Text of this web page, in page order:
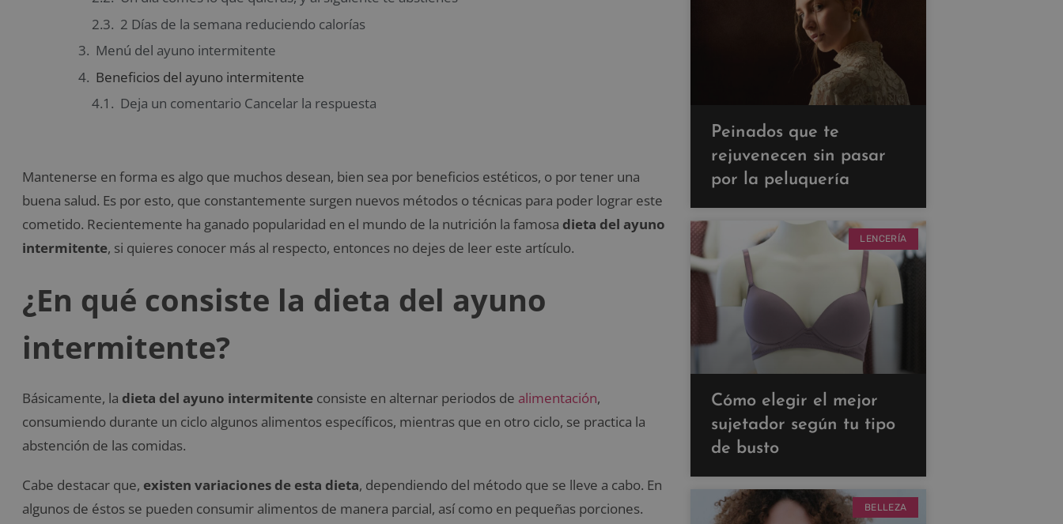
2 Días de la semana reduciendo calorías
Menú del ayuno intermitente
Beneficios del ayuno intermitente
Deja un comentario Cancelar la respuesta
Mantenerse en forma es algo que muchos desean, bien sea por beneficios estéticos, o por tener una
buena salud. Es por esto, que constantemente surgen nuevos métodos o técnicas para poder lograr este
cometido. Recientemente ha ganado popularidad en el mundo de la nutrición la famosa dieta del ayuno
intermitente, si quieres conocer más al respecto, entonces no dejes de leer este artículo.
¿En qué consiste la dieta del ayuno
intermitente?
Básicamente, la dieta del ayuno intermitente consiste en alternar periodos de alimentación,
consumiendo durante un ciclo algunos alimentos específicos, mientras que en otro ciclo, se practica la
abstención de las comidas.
Cabe destacar que, existen variaciones de esta dieta, dependiendo del método que se lleve a cabo. En
algunos de éstos se pueden consumir alimentos de manera parcial, así como en pequeñas porciones.
Peinados que te
rejuvenecen sin pasar
por la peluquería
LENCERÍA
Cómo elegir el mejor
sujetador según tu tipo
de busto
BELLEZA